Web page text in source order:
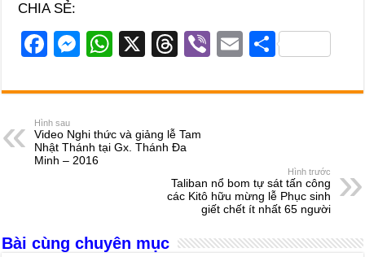
CHIA SẺ:
F
c
e
b
o
M
ss
n
g
W
at
A
X
T
e
d
s
Vi
er
E
ail
S
ar
Hình sau
Video Nghi thức và giảng lễ Tam
Nhật Thánh tại Gx. Thánh Đa
Minh – 2016
Hình trước
Taliban nổ bom tự sát tấn công
các Kitô hữu mừng lễ Phục sinh
giết chết ít nhất 65 người
Bài cùng chuyên mục